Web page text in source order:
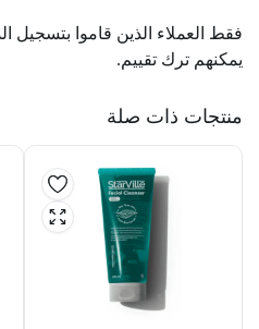
فقط العملاء الذين قاموا بتسجيل
يمكنهم ترك تقييم.
منتجات ذات صلة